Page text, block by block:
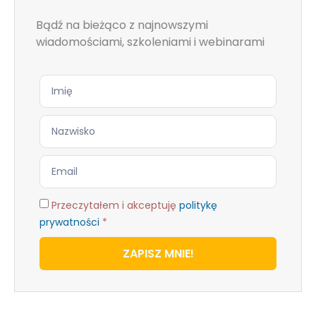
Bądź na bieżąco z najnowszymi
wiadomościami, szkoleniami i webinarami
Przeczytałem i akceptuję politykę
prywatności *
ZAPISZ MNIE!